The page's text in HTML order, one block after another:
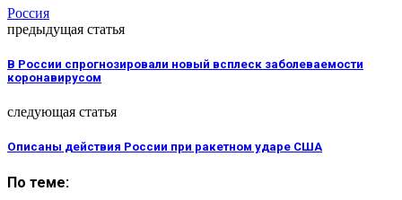
Россия
предыдущая статья
В России спрогнозировали новый всплеск заболеваемости
коронавирусом
следующая статья
Описаны действия России при ракетном ударе США
По теме: